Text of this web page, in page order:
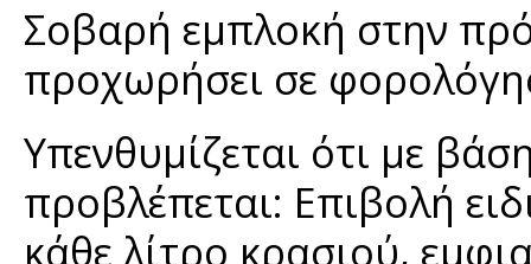
Σοβαρή εμπλοκή στην
προχωρήσει σε
Υπενθυμίζεται ότι με
προβλέπεται: Επιβολή
κάθε λίτρο κρασιού,